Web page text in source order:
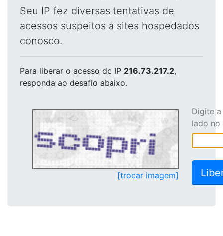
Seu IP fez diversas tentativas de
acessos suspeitos a sites hospedados
conosco.
Para liberar o acesso do IP 216.73.217.2,
responda ao desafio abaixo.
[trocar imagem]
Digite
lado no